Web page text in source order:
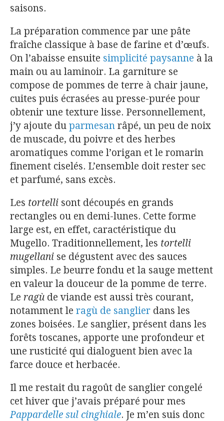
saisons.
La préparation commence par une pâte
fraîche classique à base de farine et d’œufs.
On l’abaisse ensuite simplicité paysanne à la
main ou au laminoir. La garniture se
compose de pommes de terre à chair jaune,
cuites puis écrasées au presse-purée pour
obtenir une texture lisse. Personnellement,
j’y ajoute du parmesan râpé, un peu de noix
de muscade, du poivre et des herbes
aromatiques comme l’origan et le romarin
finement ciselés. L’ensemble doit rester sec
et parfumé, sans excès.
Les tortelli sont découpés en grands
rectangles ou en demi-lunes. Cette forme
large est, en effet, caractéristique du
Mugello. Traditionnellement, les tortelli
mugellani se dégustent avec des sauces
simples. Le beurre fondu et la sauge mettent
en valeur la douceur de la pomme de terre.
Le ragù de viande est aussi très courant,
notamment le ragù de sanglier dans les
zones boisées. Le sanglier, présent dans les
forêts toscanes, apporte une profondeur et
une rusticité qui dialoguent bien avec la
farce douce et herbacée.
Il me restait du ragoût de sanglier congelé
cet hiver que j’avais préparé pour mes
Pappardelle sul cinghiale. Je m’en suis donc